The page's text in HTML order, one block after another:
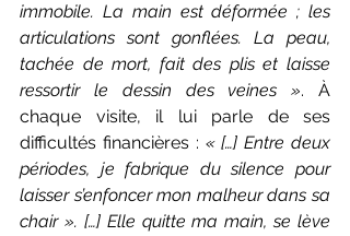
immobile. La main est déformée ; les
articulations sont gonflées. La peau,
tachée de mort, fait des plis et laisse
ressortir le dessin des veines ». À
chaque visite, il lui parle de ses
difficultés financières : « […] Entre deux
périodes, je fabrique du silence pour
laisser s’enfoncer mon malheur dans sa
chair ». […] Elle quitte ma main, se lève